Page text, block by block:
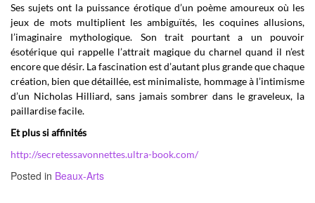
Ses sujets ont la puissance érotique d’un poème amoureux où les
jeux de mots multiplient les ambiguïtés, les coquines allusions,
l’imaginaire mythologique. Son trait pourtant a un pouvoir
ésotérique qui rappelle l’attrait magique du charnel quand il n’est
encore que désir. La fascination est d’autant plus grande que chaque
création, bien que détaillée, est minimaliste, hommage à l’intimisme
d’un Nicholas Hilliard, sans jamais sombrer dans le graveleux, la
paillardise facile.
Et plus si affinités
http://secretessavonnettes.ultra-book.com/
Posted in Beaux-Arts